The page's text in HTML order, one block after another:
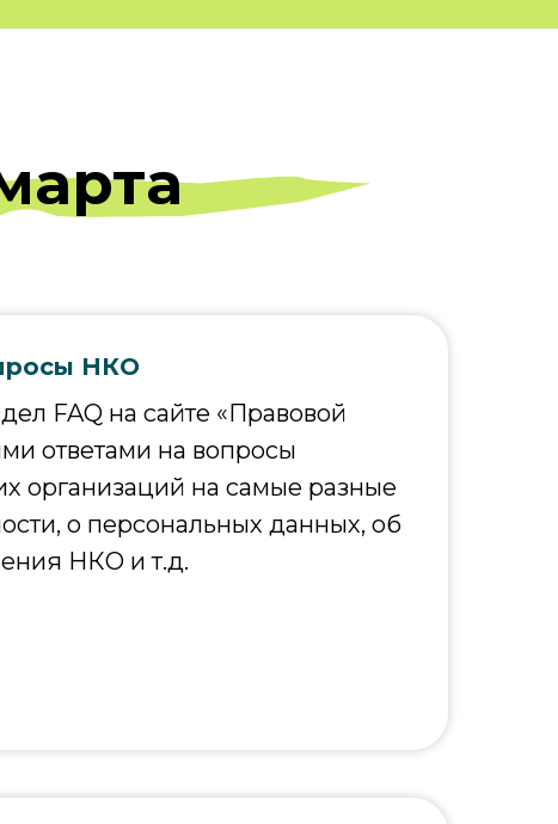
НКО
FAQ на сайте «Правовой
ответами на вопросы
организаций на самые разные
о персональных данных, об
НКО и т.д.